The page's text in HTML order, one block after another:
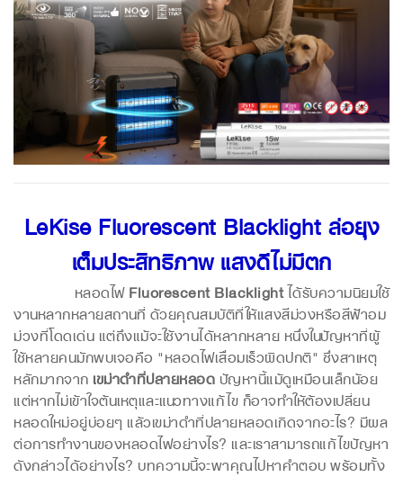
LeKise Fluorescent Blacklight ล่อยุง
เต็มประสิทธิภาพ แสงดีไม่มีตก
หลอดไฟFluorescent Blacklightได้รับความนิยมใช้
งานหลากหลายสถานที่ ด้วยคุณสมบัติที่ให้แสงสีม่วงหรือสีฟ้าอม
ม่วงที่โดดเด่น แต่ถึงแม้จะใช้งานได้หลากหลาย หนึ่งในปัญหาที่ผู้
ใช้หลายคนมักพบเจอคือ "หลอดไฟเสื่อมเร็วผิดปกติ" ซึ่งสาเหตุ
หลักมากจากเขม่าดำที่ปลายหลอดปัญหานี้แม้ดูเหมือนเล็กน้อย
แต่หากไม่เข้าใจต้นเหตุและแนวทางแก้ไข ก็อาจทำให้ต้องเปลี่ยน
หลอดใหม่อยู่บ่อยๆ แล้วเขม่าดำที่ปลายหลอดเกิดจากอะไร? มีผล
ต่อการทำงานของหลอดไฟอย่างไร? และเราสามารถแก้ไขปัญหา
ดังกล่าวได้อย่างไร? บทความนี้จะพาคุณไปหาคำตอบ พร้อมทั้ง